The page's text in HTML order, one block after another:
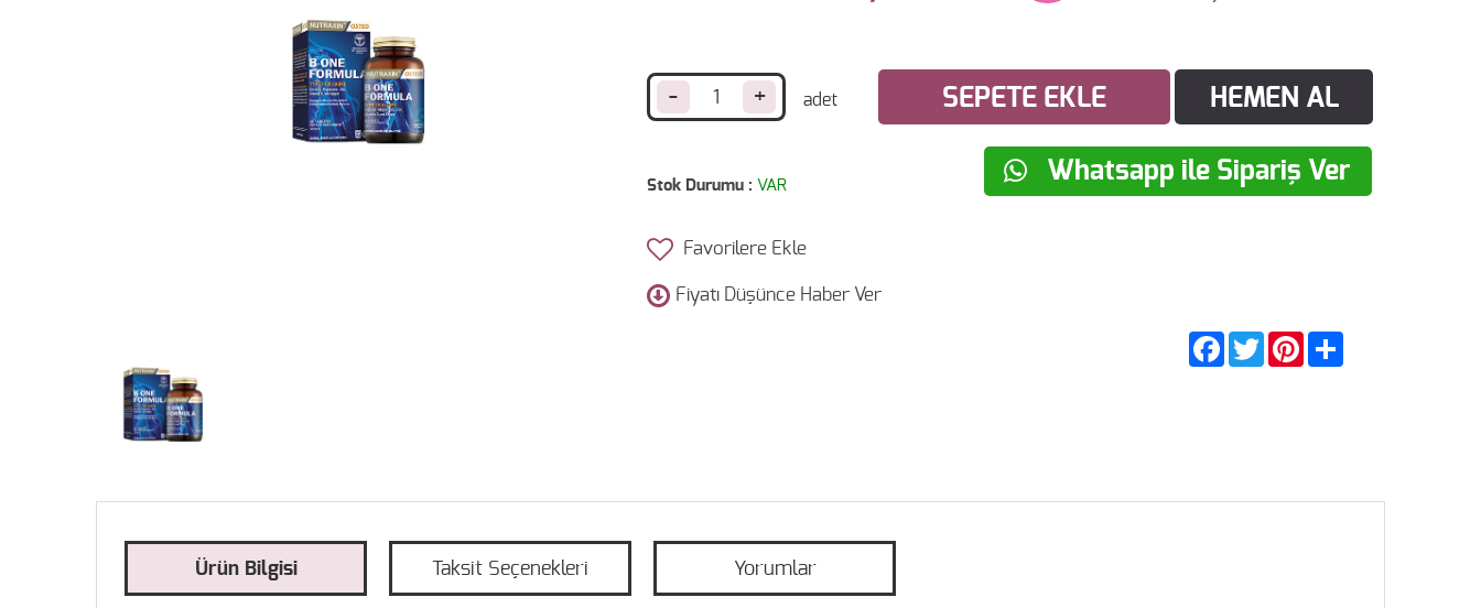
- + SEPETE EKLE HEMEN AL
Whatsapp ile Sipariş Ver
Stok Durumu : VAR
Favorilere Ekle
Fiyatı Düşünce Haber Ver
FacebookTwitter Pinterest
Ürün Bilgisi Taksit Seçenekleri Yorumlar